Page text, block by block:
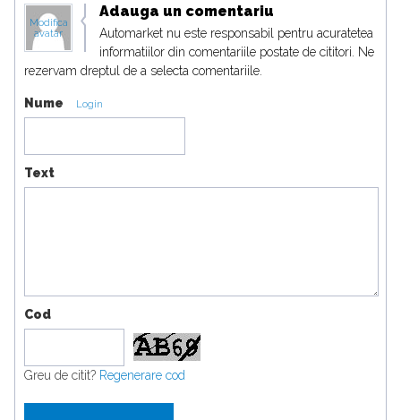
Modifica
avatar
Adauga un comentariu
Automarket nu este responsabil pentru acuratetea
informatiilor din comentariile postate de cititori. Ne
rezervam dreptul de a selecta comentariile.
Nume Login
Text
Cod
Greu de citit? Regenerare cod